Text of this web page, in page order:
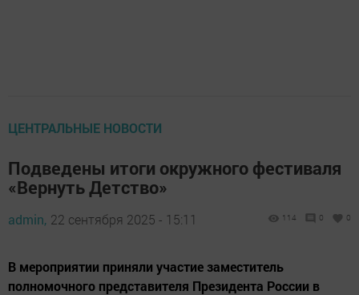
ЦЕНТРАЛЬНЫЕ НОВОСТИ
Подведены итоги окружного фестиваля
«Вернуть Детство»
admin, 22 сентября 2025 - 15:11 114 0 0
В мероприятии приняли участие заместитель
полномочного представителя Президента России в